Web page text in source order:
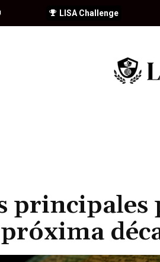
LISA Challenge
principales